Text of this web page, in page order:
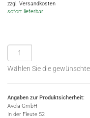
zzgl. Versandkosten
sofort lieferbar
Wählen Sie die
Angaben zur Produktsicherheit:
Avola GmbH
In der Fleute 52